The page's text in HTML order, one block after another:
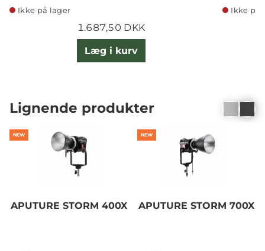
Ikke på lager
1.687,50 DKK
Læg i kurv
Ikke på
Lignende produkter
NEW
APUTURE STORM 400X
NEW
APUTURE STORM 700X